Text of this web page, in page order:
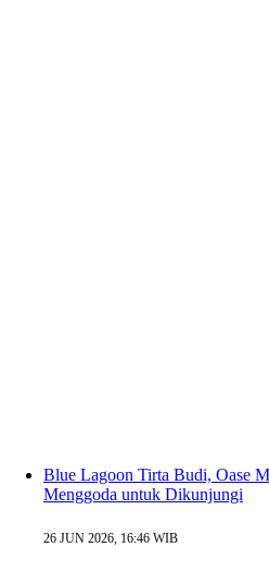
Blue Lagoon Tirta Budi, Oase
Menggoda untuk Dikunjungi
26 JUN 2026, 16:46 WIB